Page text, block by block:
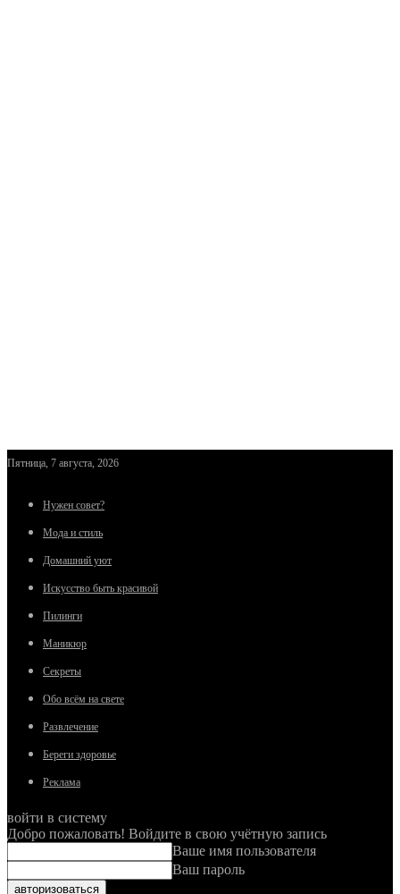
Пятница, 7 августа, 2026
Нужен совет?
Мода и стиль
Домашний уют
Искусство быть красивой
Пилинги
Маникюр
Секреты
Обо всём на свете
Развлечение
Береги здоровье
Реклама
войти в систему
Добро пожаловать! Войдите в свою учётную запись
Ваше имя пользователя
Ваш пароль